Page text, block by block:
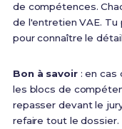
de compétences.
de l'entretien VAE. Tu
pour connaître le
Bon à savoir: en cas
les blocs de
repasser devant le
refaire tout le dossier.